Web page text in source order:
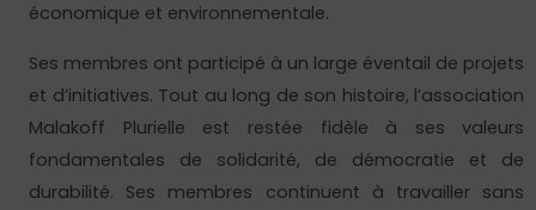
économique et environnementale.
Ses membres ont participé à un large éventail de projets
et d’initiatives. Tout au long de son histoire, l’association
Malakoff Plurielle est restée fidèle à ses valeurs
fondamentales de solidarité, de démocratie et de
durabilité. Ses membres continuent à travailler sans